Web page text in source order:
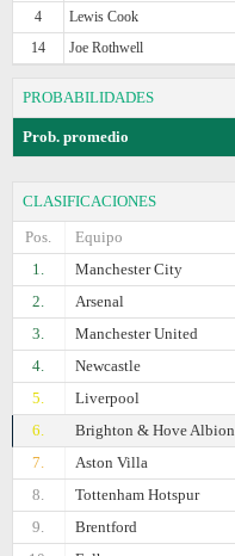
4
Lewis Cook
14
Joe Rothwell
PROBABILIDADES
Prob. promedio
CLASIFICACIONES
Pos.
Equipo
1.
Manchester City
2.
Arsenal
3.
Manchester United
4.
Newcastle
5.
Liverpool
6.
Brighton & Hove Albion
7.
Aston Villa
8.
Tottenham Hotspur
9.
Brentford